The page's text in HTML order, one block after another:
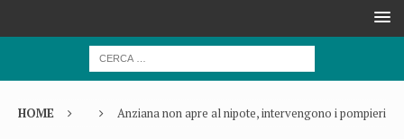
HOME Anziana non apre al nipote, intervengono i pompieri